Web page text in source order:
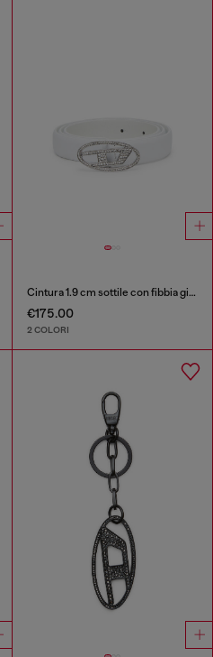
Cintura 1.9 cm sottile con fibbia gioiello
€175.00
2 COLORI